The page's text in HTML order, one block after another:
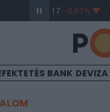
363,17 -0,61%
BANK DEVIZA